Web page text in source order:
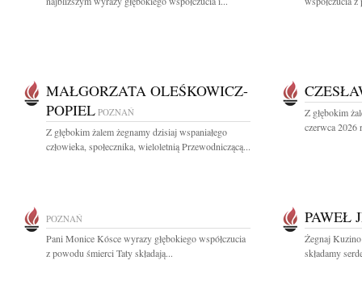
MAŁGORZATA OLEŚKOWICZ-
POPIEL POZNAŃ
Z głębokim żalem żegnamy dzisiaj wspaniałego
człowieka, społecznika, wieloletnią Przewodniczącą...
Z głębokim
czerwca 2026
POZNAŃ
Pani Monice Kósce wyrazy głębokiego współczucia
z powodu śmierci Taty składają...
PAWEŁ
Żegnaj
składamy